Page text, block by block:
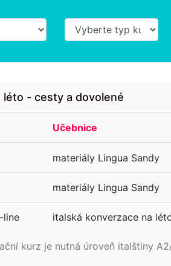
léto - cesty a dovolené
kurz je nutná úroveň italštiny
Učebnice
materiály Lingua Sandy
materiály Lingua Sandy
line italská konverzace na